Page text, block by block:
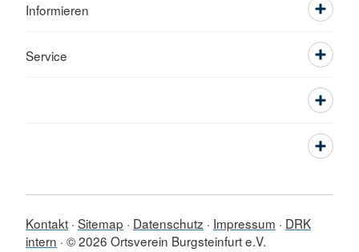
Informieren
Service
Kontakt Sitemap Datenschutz Impressum
DRK
intern © 2026 Ortsverein Burgsteinfurt e.V.